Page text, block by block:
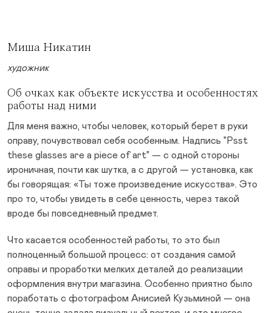
Миша Никатин
художник
Об очках как объекте искусства и особенностях
работы над ними
Для меня важно, чтобы человек, который берет в руки
оправу, почувствовал себя особенным. Надпись "Psst
these glasses are a piece of art" — с одной стороны
ироничная, почти как шутка, а с другой — установка, как
бы говорящая: «Ты тоже произведение искусства». Это
про то, чтобы увидеть в себе ценность, через такой
вроде бы повседневный предмет.
Что касается особенностей работы, то это был
полноценный большой процесс: от создания самой
оправы и проработки мелких деталей до реализации
оформления внутри магазина. Особенно приятно было
поработать с фотографом Анисией Кузьминой — она